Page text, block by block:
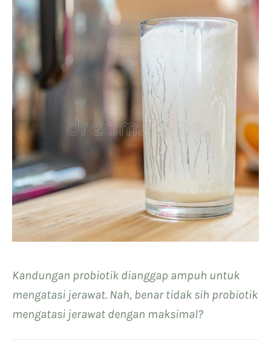
Kandungan probiotik dianggap ampuh untuk
mengatasi jerawat. Nah, benar tidak sih probiotik
mengatasi jerawat dengan maksimal?